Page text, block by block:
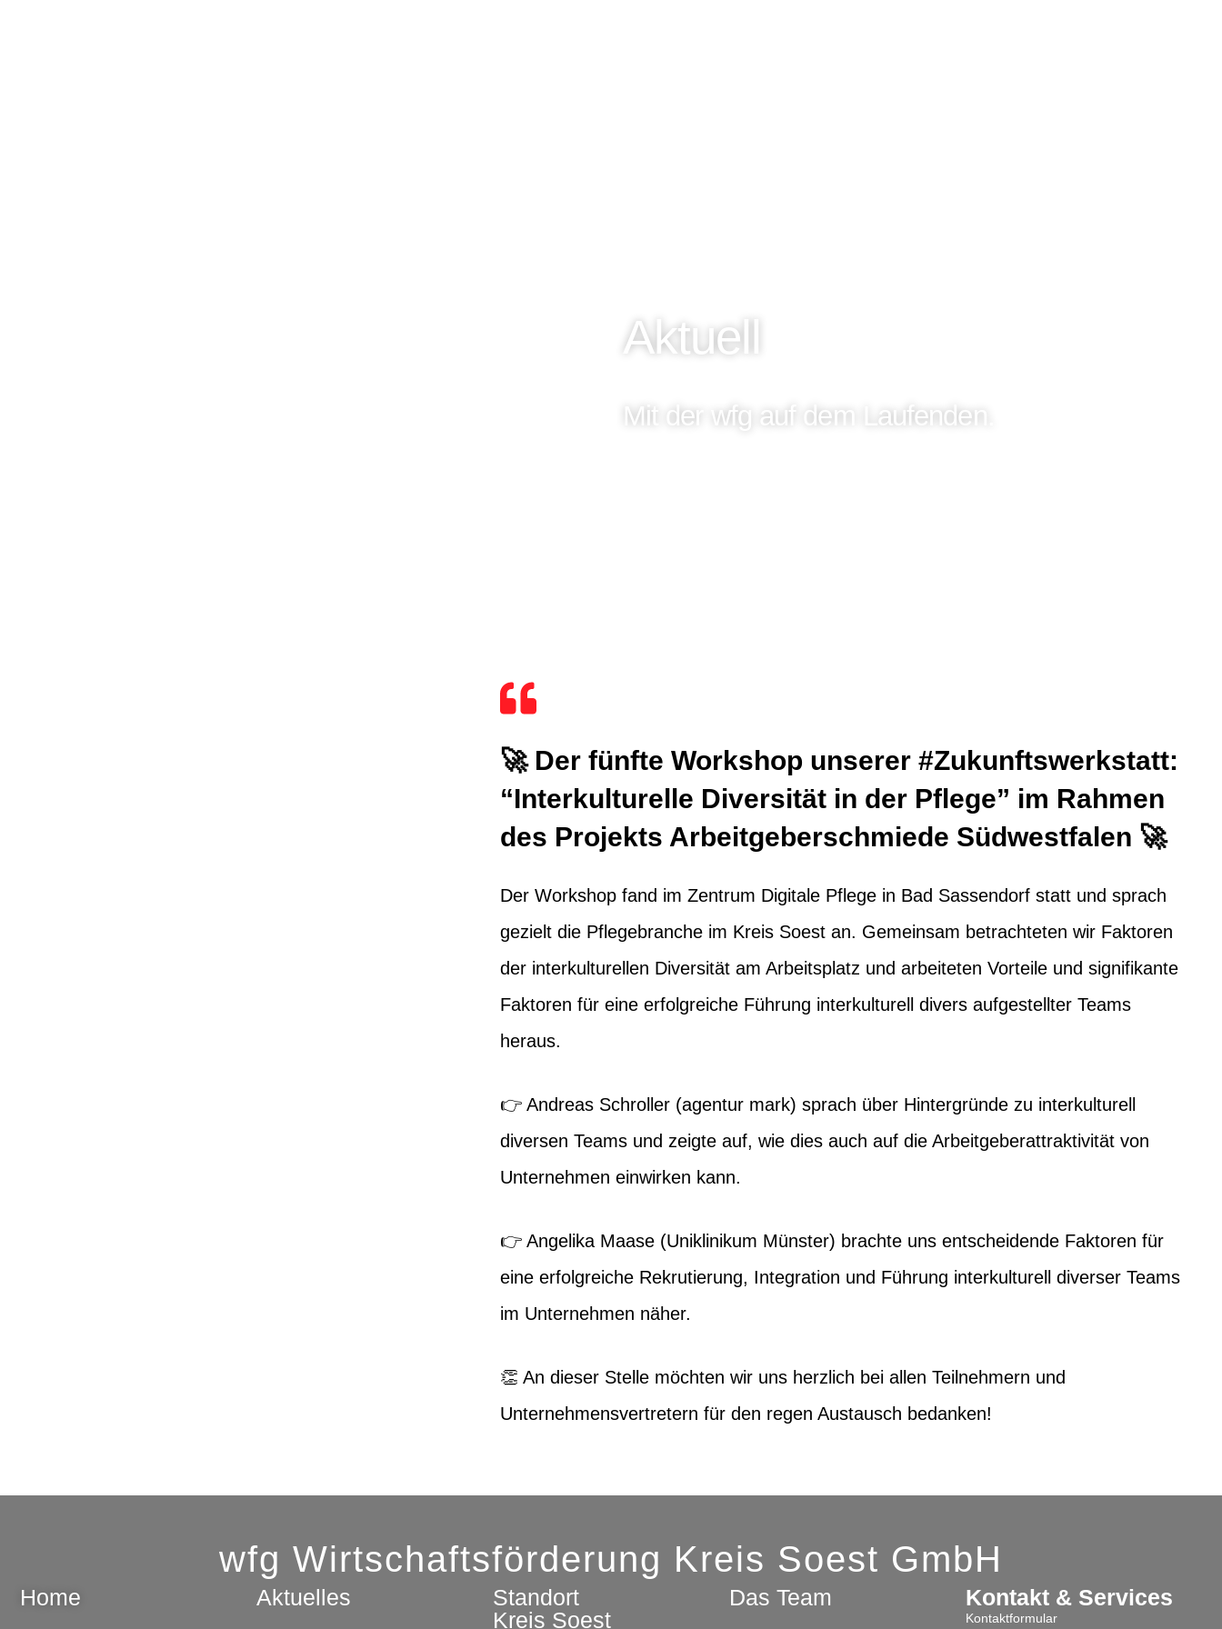
Aktuell
Mit der wfg auf dem Laufenden.
🚀 Der fünfte Workshop unserer #Zukunftswerkstatt:
“Interkulturelle Diversität in der Pflege” im Rahmen
des Projekts Arbeitgeberschmiede Südwestfalen 🚀
Der Workshop fand im Zentrum Digitale Pflege in Bad Sassendorf statt und sprach
gezielt die Pflegebranche im Kreis Soest an. Gemeinsam betrachteten wir Faktoren
der interkulturellen Diversität am Arbeitsplatz und arbeiteten Vorteile und signifikante
Faktoren für eine erfolgreiche Führung interkulturell divers aufgestellter Teams
heraus.
👉 Andreas Schroller (agentur mark) sprach über Hintergründe zu interkulturell
diversen Teams und zeigte auf, wie dies auch auf die Arbeitgeberattraktivität von
Unternehmen einwirken kann.
👉 Angelika Maase (Uniklinikum Münster) brachte uns entscheidende Faktoren für
eine erfolgreiche Rekrutierung, Integration und Führung interkulturell diverser Teams
im Unternehmen näher.
👏 An dieser Stelle möchten wir uns herzlich bei allen Teilnehmern und
Unternehmensvertretern für den regen Austausch bedanken!
wfg Wirtschaftsförderung Kreis Soest GmbH
Home Aktuelles
Standort
Kreis Soest
Das Team Kontakt & Services
Kontaktformular